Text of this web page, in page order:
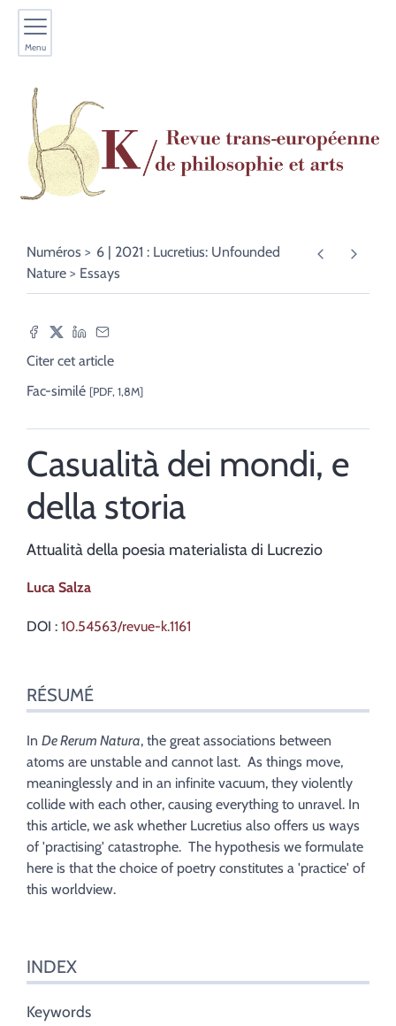
Menu
Numéros
6 | 2021 : Lucretius: Unfounded
Nature
Essays
Citer cet article
Fac-similé [PDF, 1,8M]
Casualità dei mondi, e
della storia
Attualità della poesia materialista di Lucrezio
Luca Salza
DOI : 10.54563/revue-k.1161
Index
Plan
Texte
Bibliographie
Notes
Illustrations
Citer cet article
Auteur
RÉSUMÉ
In De Rerum Natura, the great associations between
atoms are unstable and cannot last. As things move,
meaninglessly and in an infinite vacuum, they violently
collide with each other, causing everything to unravel. In
this article, we ask whether Lucretius also offers us ways
of 'practising' catastrophe. The hypothesis we formulate
here is that the choice of poetry constitutes a 'practice' of
this worldview.
INDEX
Keywords